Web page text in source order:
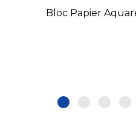
Bloc Papier